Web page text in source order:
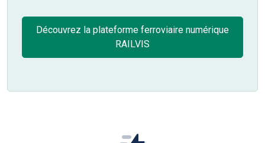
Découvrez la plateforme ferroviaire numérique
RAILVIS